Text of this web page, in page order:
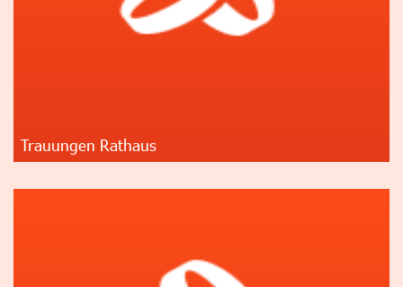
Trauungen Rathaus